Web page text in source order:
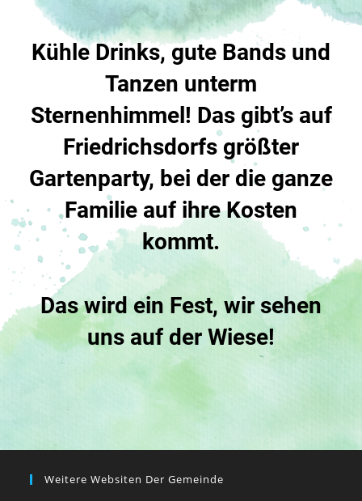
Kühle Drinks, gute Bands und
Tanzen unterm
Sternenhimmel! Das gibt’s auf
Friedrichsdorfs größter
Gartenparty, bei der die ganze
Familie auf ihre Kosten
kommt.
Das wird ein Fest, wir sehen
uns auf der Wiese!
Weitere Websiten Der Gemeinde